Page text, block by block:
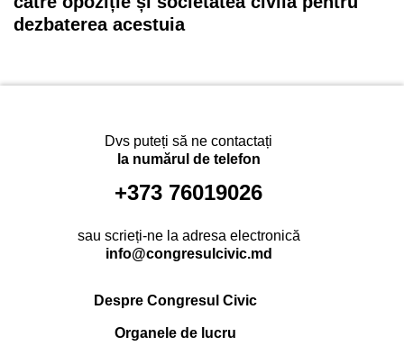
dezbaterea acestuia
Dvs puteți să ne contactați
la numărul de telefon
+373 76019026
sau scrieți-ne la adresa electronică
info@congresulcivic.md
Despre Congresul Civic
Organele de lucru